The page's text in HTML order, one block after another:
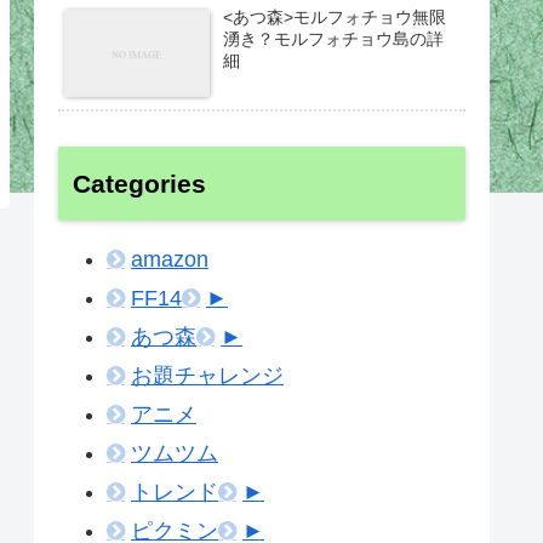
<あつ森>モルフォチョウ無限
湧き？モルフォチョウ島の詳
細
Categories
amazon
FF14
►
あつ森
►
お題チャレンジ
アニメ
ツムツム
トレンド
►
ピクミン
►